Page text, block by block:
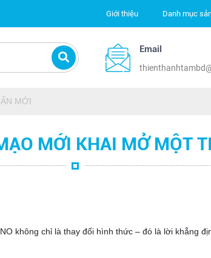
Giới thiệu Danh mục
Email
MỚI
MỚI KHAI MỞ MỘT
không chỉ là thay đổi hình thức – đó là lời khẳng